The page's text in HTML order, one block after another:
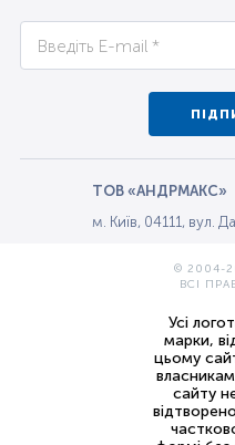
ТОВ «АНДРМАКС»
м. Київ, 04111, вул.
© 2004-
ВСІ
Усі
марки,
цьому
сайту